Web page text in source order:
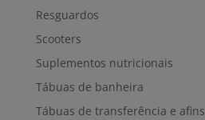
Resguardos
Scooters
Suplementos nutricionais
Tábuas de banheira
Tábuas de transferência e afins